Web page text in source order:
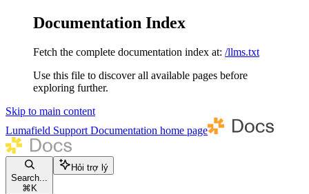
Documentation Index
Fetch the complete documentation index at: /llms.txt
Use this file to discover all available pages before
exploring further.
Skip to main content
Lumafield Support Documentation home page
Search...
⌘ K
Hỏi trợ lý